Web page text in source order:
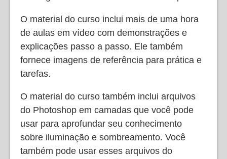
O material do curso inclui mais de uma hora
de aulas em vídeo com demonstrações e
explicações passo a passo. Ele também
fornece imagens de referência para prática e
tarefas.
O material do curso também inclui arquivos
do Photoshop em camadas que você pode
usar para aprofundar seu conhecimento
sobre iluminação e sombreamento. Você
também pode usar esses arquivos do